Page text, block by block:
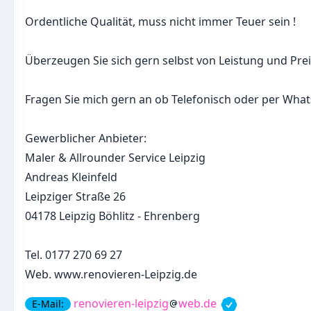
Ordentliche Qualität, muss nicht immer Teuer sein !
Überzeugen Sie sich gern selbst von Leistung und
Fragen Sie mich gern an ob Telefonisch oder per
Gewerblicher Anbieter:
Maler & Allrounder Service Leipzig
Andreas Kleinfeld
Leipziger Straße 26
04178 Leipzig Böhlitz - Ehrenberg
Tel. 0177 270 69 27
Web. www.renovieren-Leipzig.de
E-Mail: renovieren-leipzig web.de